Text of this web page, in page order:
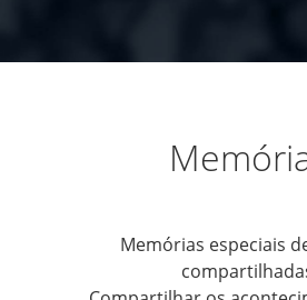
Memórias especiais